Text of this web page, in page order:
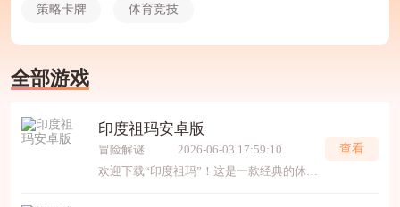
策略卡牌 体育竞技
全部游戏
印度祖玛安卓版
冒险解谜
2026-06-03 17:59:10
欢迎下载“印度祖玛”！这是一款经典的休闲益智游戏，融合了印度传统文化元素，操作简单但充满挑战。在游戏中，玩家需要匹配相同颜色的宝石，消除屏幕上的宝石组合，考验你的观察力和反
查看